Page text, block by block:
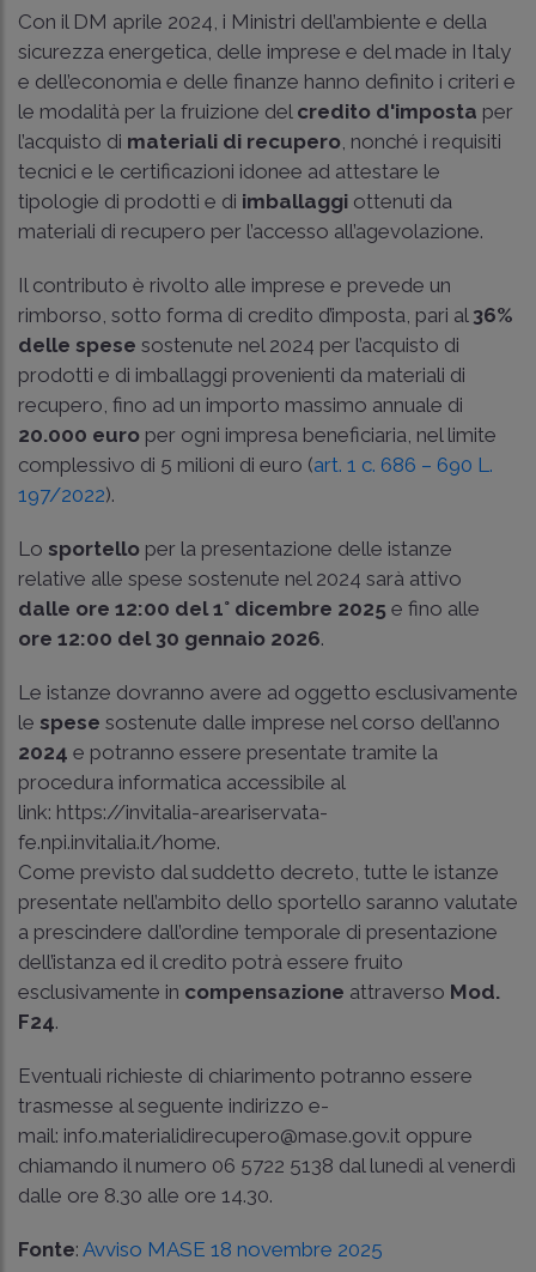
Con il DM aprile 2024, i Ministri dell’ambiente e della
sicurezza energetica, delle imprese e del made in Italy
e dell’economia e delle finanze hanno definito i criteri e
le modalità per la fruizione del credito d'imposta per
l’acquisto di materiali di recupero , nonché i requisiti
tecnici e le certificazioni idonee ad attestare le
tipologie di prodotti e di imballaggi ottenuti da
materiali di recupero per l’accesso all’agevolazione.
Il contributo è rivolto alle imprese e prevede un
rimborso, sotto forma di credito d’imposta, pari al 36%
delle spese sostenute nel 2024 per l’acquisto di
prodotti e di imballaggi provenienti da materiali di
recupero, fino ad un importo massimo annuale di
20.000 euro per ogni impresa beneficiaria, nel limite
complessivo di 5 milioni di euro (art. 1 c. 686 – 690 L.
197/2022).
Lo sportello per la presentazione delle istanze
relative alle spese sostenute nel 2024 sarà attivo
dalle ore 12:00 del 1° dicembre 2025 e fino alle
ore 12:00 del 30 gennaio 2026.
Le istanze dovranno avere ad oggetto esclusivamente
le spese sostenute dalle imprese nel corso dell’anno
2024 e potranno essere presentate tramite la
procedura informatica accessibile al
link: https://invitalia-areariservata-
fe.npi.invitalia.it/home.
Come previsto dal suddetto decreto, tutte le istanze
presentate nell’ambito dello sportello saranno valutate
a prescindere dall’ordine temporale di presentazione
dell’istanza ed il credito potrà essere fruito
esclusivamente in compensazione attraverso Mod.
F24.
Eventuali richieste di chiarimento potranno essere
trasmesse al seguente indirizzo e-
mail: info.materialidirecupero@mase.gov.it oppure
chiamando il numero 06 5722 5138 dal lunedì al venerdì
dalle ore 8.30 alle ore 14.30.
Fonte: Avviso MASE 18 novembre 2025